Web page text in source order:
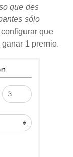
que des
sólo
que
1 premio.